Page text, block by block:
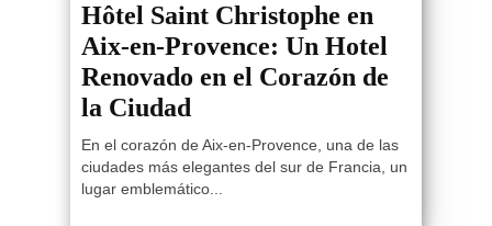
Hôtel Saint Christophe en
Aix-en-Provence: Un Hotel
Renovado en el Corazón de
la Ciudad
En el corazón de Aix-en-Provence, una de las
ciudades más elegantes del sur de Francia, un
lugar emblemático...